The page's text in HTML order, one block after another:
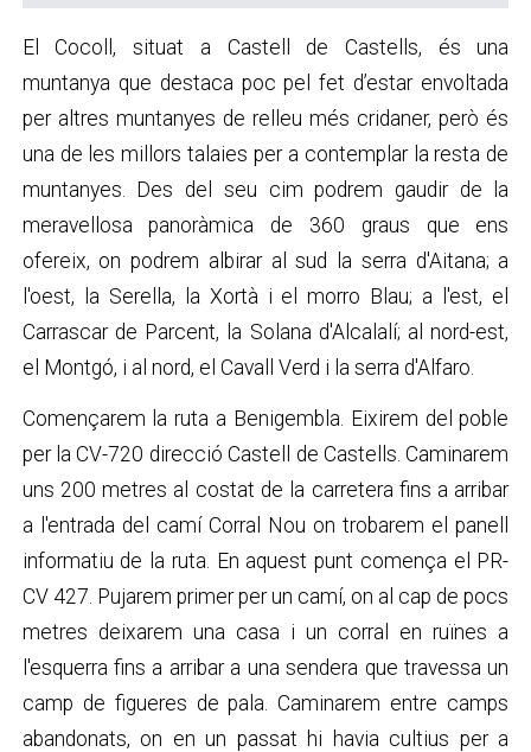
El Cocoll, situat a Castell de Castells, és una
muntanya que destaca poc pel fet d’estar envoltada
per altres muntanyes de relleu més cridaner, però és
una de les millors talaies per a contemplar la resta de
muntanyes. Des del seu cim podrem gaudir de la
meravellosa panoràmica de 360 graus que ens
ofereix, on podrem albirar al sud la serra d'Aitana; a
l'oest, la Serella, la Xortà i el morro Blau; a l'est, el
Carrascar de Parcent, la Solana d'Alcalalí; al nord-est,
el Montgó, i al nord, el Cavall Verd i la serra d'Alfaro.
Començarem la ruta a Benigembla. Eixirem del poble
per la CV-720 direcció Castell de Castells. Caminarem
uns 200 metres al costat de la carretera fins a arribar
a l'entrada del camí Corral Nou on trobarem el panell
informatiu de la ruta. En aquest punt comença el PR-
CV 427. Pujarem primer per un camí, on al cap de pocs
metres deixarem una casa i un corral en ruïnes a
l'esquerra fins a arribar a una sendera que travessa un
camp de figueres de pala. Caminarem entre camps
abandonats, on en un passat hi havia cultius per a